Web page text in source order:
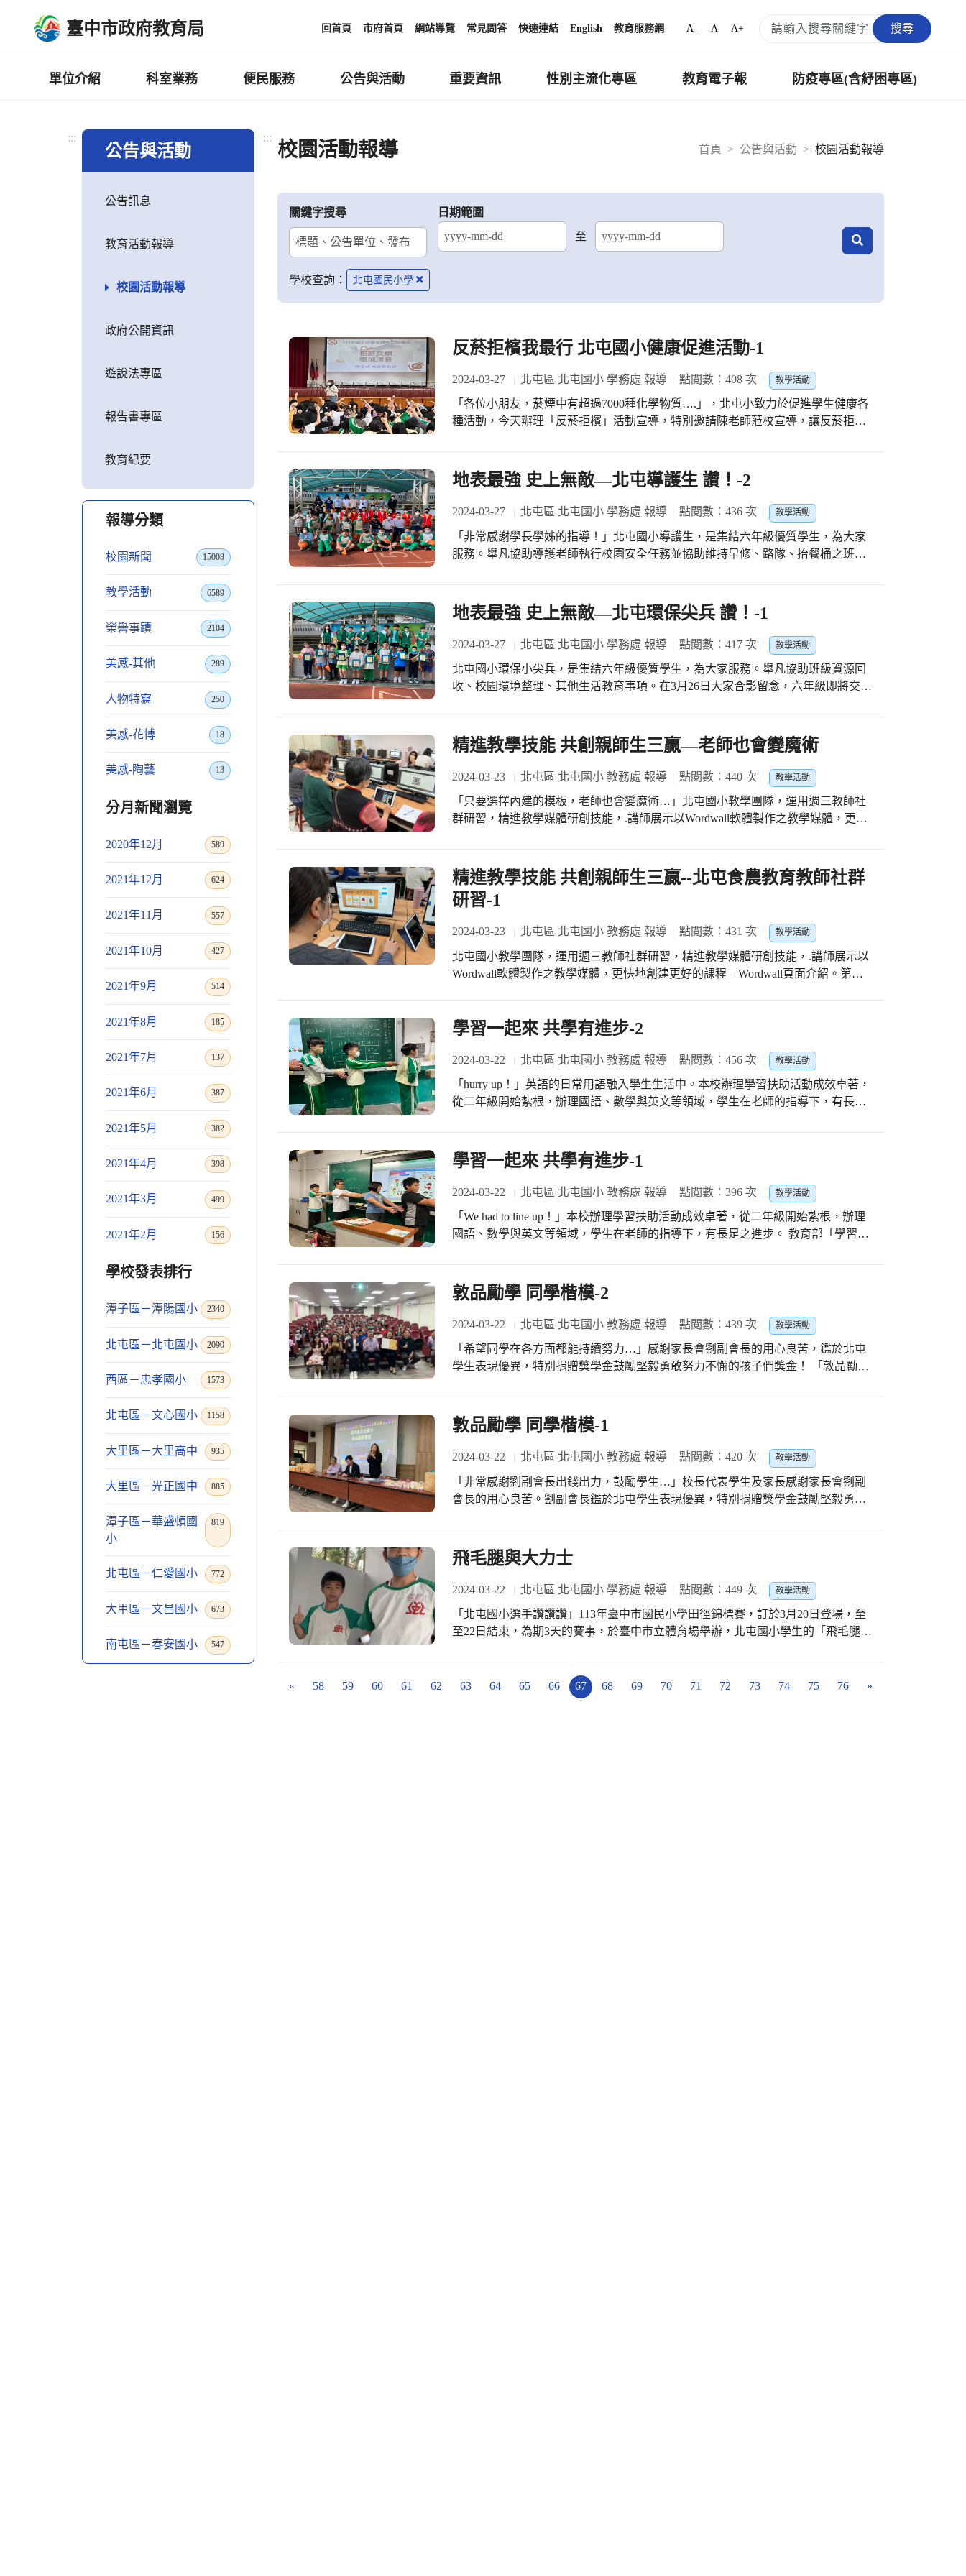
臺中市政府教育局 回首頁 市府首頁 網站導覽 常見問答 快速連結 English 教育服務網 A- A A+ 搜尋
單位介紹 科室業務 便民服務 公告與活動 重要資訊 性別主流化專區 教育電子報 防疫專區(含紓困專區)
:::
公告與活動
公告訊息
教育活動報導
校園活動報導
政府公開資訊
遊說法專區
報告書專區
教育紀要
報導分類
校園新聞 15008
教學活動 6589
榮譽事蹟 2104
美感-其他 289
人物特寫 250
美感-花博 18
美感-陶藝 13
分月新聞瀏覽
2020年12月 589
2021年12月 624
2021年11月 557
2021年10月 427
2021年9月 514
2021年8月 185
2021年7月 137
2021年6月 387
2021年5月 382
2021年4月 398
2021年3月 499
2021年2月 156
學校發表排行
潭子區－潭陽國小 2340
北屯區－北屯國小 2090
西區－忠孝國小 1573
北屯區－文心國小 1158
大里區－大里高中 935
大里區－光正國中 885
潭子區－華盛頓國
小
819
北屯區－仁愛國小 772
大甲區－文昌國小 673
南屯區－春安國小 547
:::
首頁
公告與活動 校園活動報導
校園活動報導
關鍵字搜尋
日期範圍
至
結束日期
學校查詢： 北屯國民小學
反菸拒檳我最行 北屯國小健康促進活動-1
2024-03-27 北屯區 北屯國小 學務處 報導 點閱數：408 次 教學活動
「各位小朋友，菸煙中有超過7000種化學物質….」，北屯小致力於促進學生健康各
種活動，今天辦理「反菸拒檳」活動宣導，特別邀請陳老師蒞校宣導，讓反菸拒檳
地表最強 史上無敵—北屯導護生 讚！-2
2024-03-27 北屯區 北屯國小 學務處 報導 點閱數：436 次 教學活動
「非常感謝學長學姊的指導！」北屯國小導護生，是集結六年級優質學生，為大家
服務。舉凡協助導護老師執行校園安全任務並協助維持早修、路隊、抬餐桶之班級
地表最強 史上無敵—北屯環保尖兵 讚！-1
2024-03-27 北屯區 北屯國小 學務處 報導 點閱數：417 次 教學活動
北屯國小環保小尖兵，是集結六年級優質學生，為大家服務。舉凡協助班級資源回
收、校園環境整理、其他生活教育事項。在3月26日大家合影留念，六年級即將交棒
精進教學技能 共創親師生三贏—老師也會變魔術
2024-03-23 北屯區 北屯國小 教務處 報導 點閱數：440 次 教學活動
「只要選擇內建的模板，老師也會變魔術…」北屯國小教學團隊，運用週三教師社
群研習，精進教學媒體研創技能，.講師展示以Wordwall軟體製作之教學媒體，更快
費版，將食農教育及各教學領域教學內容以Wordwall軟體，製作教學媒材。 3.心得
分享。.
精進教學技能 共創親師生三贏--北屯食農教育教師社群
研習-1
2024-03-23 北屯區 北屯國小 教務處 報導 點閱數：431 次 教學活動
北屯國小教學團隊，運用週三教師社群研習，精進教學媒體研創技能，.講師展示以
Wordwall軟體製作之教學媒體，更快地創建更好的課程 – Wordwall頁面介紹。第二
Wordwall軟體，製作教學媒材。 3.心得分享。.
學習一起來 共學有進步-2
2024-03-22 北屯區 北屯國小 教務處 報導 點閱數：456 次 教學活動
「hurry up！」英語的日常用語融入學生生活中。本校辦理學習扶助活動成效卓著，
從二年級開始紮根，辦理國語、數學與英文等領域，學生在老師的指導下，有長足
助」機制，幫助需要學習協助的國中小學生提升國語文、英語文、數學等基本學
力，廣獲學生家長支持。學校與教師投入學習扶助，一起讓學生學習持續進步。
學習一起來 共學有進步-1
2024-03-22 北屯區 北屯國小 教務處 報導 點閱數：396 次 教學活動
「We had to line up！」本校辦理學習扶助活動成效卓著，從二年級開始紮根，辦理
國語、數學與英文等領域，學生在老師的指導下，有長足之進步。 教育部「學習扶
家長支持。學校與教師投入學習扶助，一起讓學生學習持續進步。
敦品勵學 同學楷模-2
2024-03-22 北屯區 北屯國小 教務處 報導 點閱數：439 次 教學活動
「希望同學在各方面都能持續努力…」感謝家長會劉副會長的用心良苦，鑑於北屯
學生表現優異，特別捐贈獎學金鼓勵堅毅勇敢努力不懈的孩子們獎金！ 「敦品勵
敦品勵學 同學楷模-1
2024-03-22 北屯區 北屯國小 教務處 報導 點閱數：420 次 教學活動
「非常感謝劉副會長出錢出力，鼓勵學生…」校長代表學生及家長感謝家長會劉副
會長的用心良苦。劉副會長鑑於北屯學生表現優異，特別捐贈獎學金鼓勵堅毅勇敢
飛毛腿與大力士
2024-03-22 北屯區 北屯國小 學務處 報導 點閱數：449 次 教學活動
「北屯國小選手讚讚讚」113年臺中市國民小學田徑錦標賽，訂於3月20日登場，至
至22日結束，為期3天的賽事，於臺中市立體育場舉辦，北屯國小學生的「飛毛腿與
項目叫「田賽」，以時間計算成績的競走和跑的項目叫「徑賽」。
« 58 59 60 61 62 63 64 65 66 67 68 69 70 71 72 73 74 75 76 »